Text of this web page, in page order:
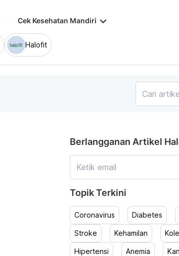
Cek Kesehatan Mandiri keyboard_arrow_down
Halofit
Berlangganan Artikel
Topik Terkini
Coronavirus Diabetes
Stroke Kehamilan
Hipertensi Anemia